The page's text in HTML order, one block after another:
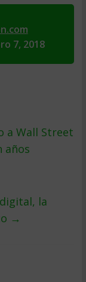
7, 2018
a Wall Street
años
la
→